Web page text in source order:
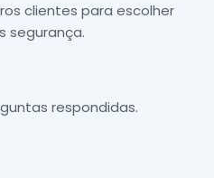
clientes para escolher
segurança.
respondidas.